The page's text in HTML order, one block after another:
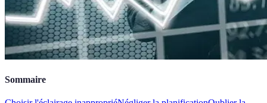
Sommaire